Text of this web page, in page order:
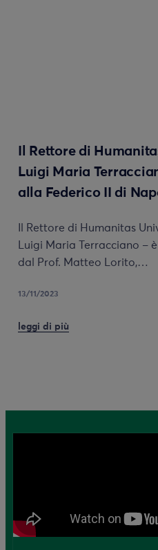
Il Rettore di
Luigi Maria
alla Federico II di
Il Rettore di Humanitas
Luigi Maria Terracciano –
dal Prof. Matteo Lorito,…
13/11/2023
leggi di più